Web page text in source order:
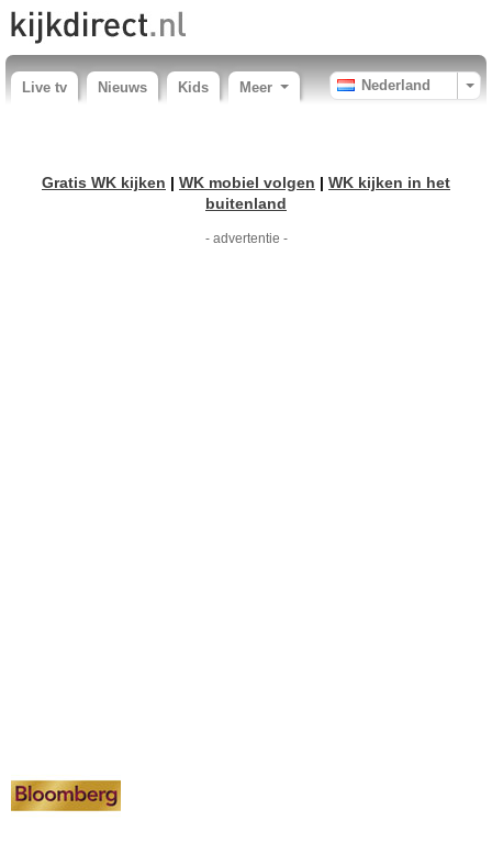
Live tv Nieuws Kids Meer Nederland
Gratis WK kijken | WK mobiel volgen | WK kijken in het
buitenland
- advertentie -